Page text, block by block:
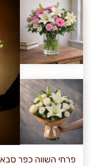
פרחי השווה כפר סבא